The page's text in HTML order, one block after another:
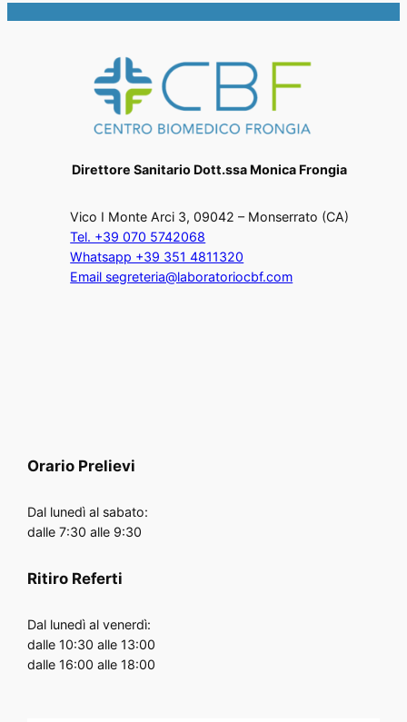
Direttore Sanitario Dott.ssa Monica Frongia
Vico I Monte Arci 3, 09042 – Monserrato (CA)
Tel. +39 070 5742068
Whatsapp +39 351 4811320
Email segreteria@laboratoriocbf.com
Orario Prelievi
Dal lunedì al sabato:
dalle 7:30 alle 9:30
Ritiro Referti
Dal lunedì al venerdì:
dalle 10:30 alle 13:00
dalle 16:00 alle 18:00